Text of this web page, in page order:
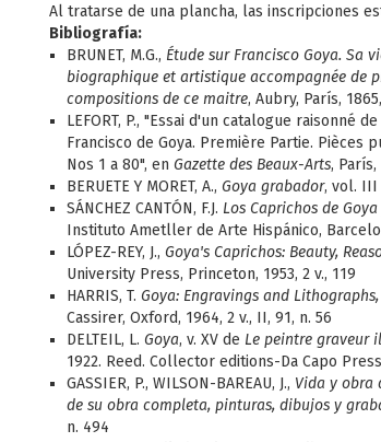
Al tratarse de una plancha, las inscripciones
Bibliografía:
BRUNET, M.G., Étude sur Francisco Goya. Sa
biographique et artistique accompagnée de
compositions de ce maitre, Aubry, París,
LEFORT, P., "Essai d'un catalogue raisonné
Francisco de Goya. Première Partie. Pièces
Nos 1 a 80", en Gazette des Beaux-Arts, París,
BERUETE Y MORET, A., Goya grabador, vol. III
SÁNCHEZ CANTÓN, F.J. Los Caprichos de
Instituto Ametller de Arte Hispánico,
LÓPEZ-REY, J., Goya's Caprichos: Beauty,
University Press, Princeton, 1953, 2 v., 119
HARRIS, T. Goya: Engravings and
Cassirer, Oxford, 1964, 2 v., II, 91, n. 56
DELTEIL, L. Goya, v. XV de Le peintre graveur
1922. Reed. Collector editions-Da Capo
GASSIER, P., WILSON-BAREAU, J., Vida y obra
de su obra completa, pinturas, dibujos y
n. 494